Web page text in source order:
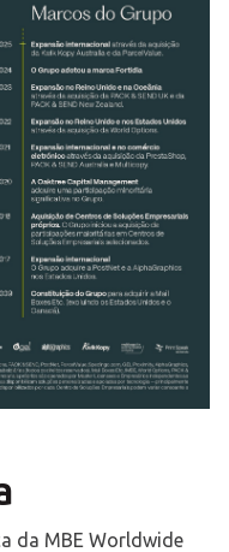
da MBE Worldwide